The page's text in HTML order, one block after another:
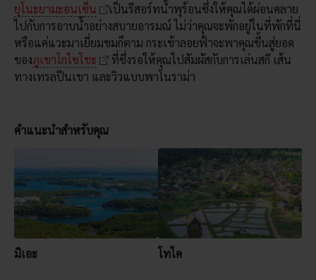
ยุโนะยามะอนเซ็น
เป็นรีสอร์ทน้ำพุร้อนซึ่งให้คุณได้ผ่อนคลาย
ไปกับการอาบน้ำอย่างสบายอารมณ์ ไม่ว่าคุณจะพักอยู่ในที่พักที่นี่
หรือแค่แวะมาเยี่ยมชมก็ตาม กระเช้าลอยฟ้าจะพาคุณขึ้นสู่ยอด
ของภูเขาโกไซโชะ
ที่ซึ่งรอให้คุณไปสัมผัสกับการเล่นสกี เส้น
ทางเทรลปีนเขา และวิวแบบพาโนราม่า
คำแนะนำสำหรับคุณ
มิเอะ โทไค